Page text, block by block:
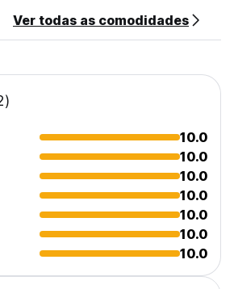
ficar quietos entre as 22:00h e as
não são permitidos (Auto-translated
Ver todas as comodidades
10.0
10.0
10.0
10.0
10.0
10.0
10.0